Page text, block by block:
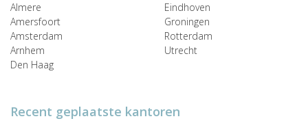
Almere
Amersfoort
Amsterdam
Arnhem
Den Haag
Eindhoven
Groningen
Rotterdam
Utrecht
Recent geplaatste kantoren